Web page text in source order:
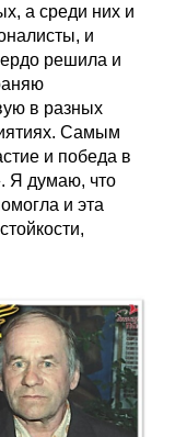
а среди них и
и
решила и
в разных
Самым
и победа в
Я думаю, что
и эта